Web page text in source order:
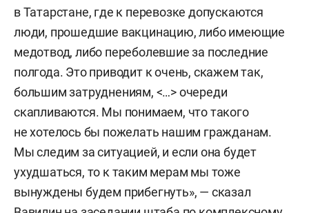
в Татарстане, где к перевозке допускаются
люди, прошедшие вакцинацию, либо имеющие
медотвод, либо переболевшие за последние
полгода. Это приводит к очень, скажем так,
большим затруднениям, <…> очереди
скапливаются. Мы понимаем, что такого
не хотелось бы пожелать нашим гражданам.
Мы следим за ситуацией, и если она будет
ухудшаться, то к таким мерам мы тоже
вынуждены будем прибегнуть», — сказал